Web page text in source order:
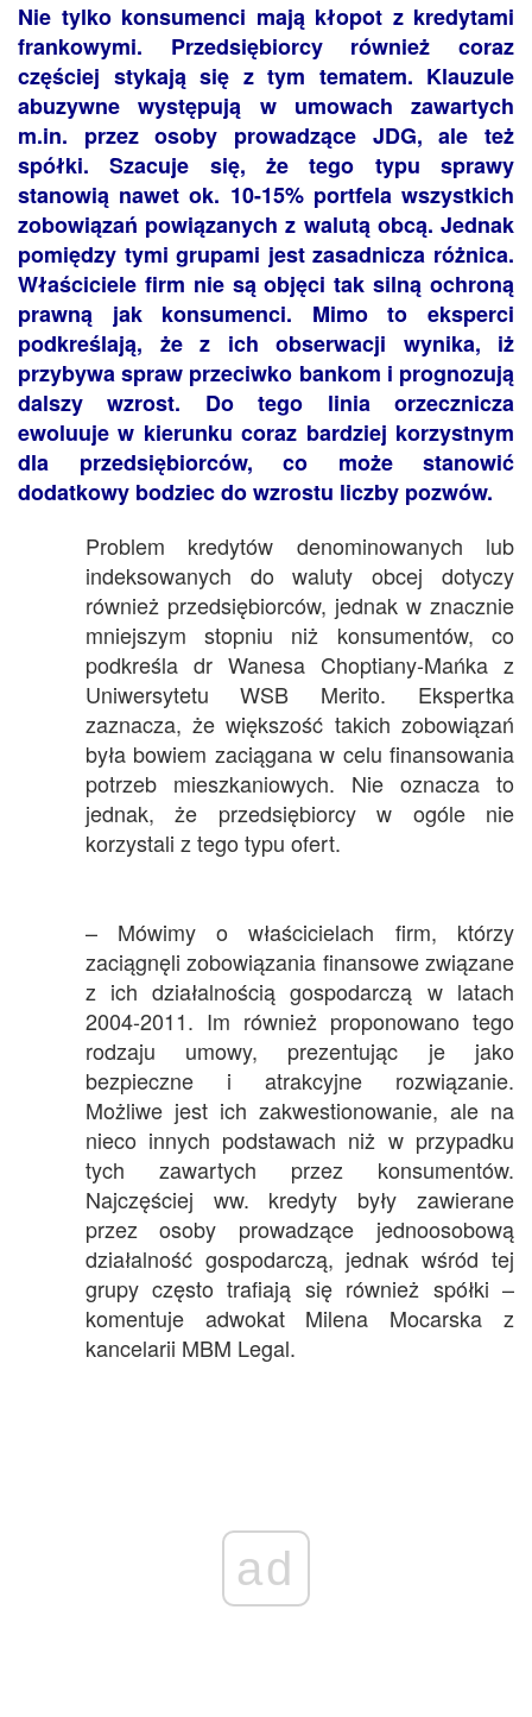
Nie tylko konsumenci mają kłopot z kredytami
frankowymi. Przedsiębiorcy również coraz
częściej stykają się z tym tematem. Klauzule
abuzywne występują w umowach zawartych
m.in. przez osoby prowadzące JDG, ale też
spółki. Szacuje się, że tego typu sprawy
stanowią nawet ok. 10-15% portfela wszystkich
zobowiązań powiązanych z walutą obcą. Jednak
pomiędzy tymi grupami jest zasadnicza różnica.
Właściciele firm nie są objęci tak silną ochroną
prawną jak konsumenci. Mimo to eksperci
podkreślają, że z ich obserwacji wynika, iż
przybywa spraw przeciwko bankom i prognozują
dalszy wzrost. Do tego linia orzecznicza
ewoluuje w kierunku coraz bardziej korzystnym
dla przedsiębiorców, co może stanowić
dodatkowy bodziec do wzrostu liczby pozwów.
Problem kredytów denominowanych lub
indeksowanych do waluty obcej dotyczy
również przedsiębiorców, jednak w znacznie
mniejszym stopniu niż konsumentów, co
podkreśla dr Wanesa Choptiany-Mańka z
Uniwersytetu WSB Merito. Ekspertka
zaznacza, że większość takich zobowiązań
była bowiem zaciągana w celu finansowania
potrzeb mieszkaniowych. Nie oznacza to
jednak, że przedsiębiorcy w ogóle nie
korzystali z tego typu ofert.
– Mówimy o właścicielach firm, którzy
zaciągnęli zobowiązania finansowe związane
z ich działalnością gospodarczą w latach
2004-2011. Im również proponowano tego
rodzaju umowy, prezentując je jako
bezpieczne i atrakcyjne rozwiązanie.
Możliwe jest ich zakwestionowanie, ale na
nieco innych podstawach niż w przypadku
tych zawartych przez konsumentów.
Najczęściej ww. kredyty były zawierane
przez osoby prowadzące jednoosobową
działalność gospodarczą, jednak wśród tej
grupy często trafiają się również spółki –
komentuje adwokat Milena Mocarska z
kancelarii MBM Legal.
ad